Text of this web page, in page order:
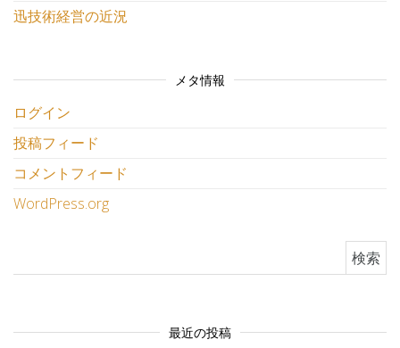
迅技術経営の近況
メタ情報
ログイン
投稿フィード
コメントフィード
WordPress.org
最近の投稿